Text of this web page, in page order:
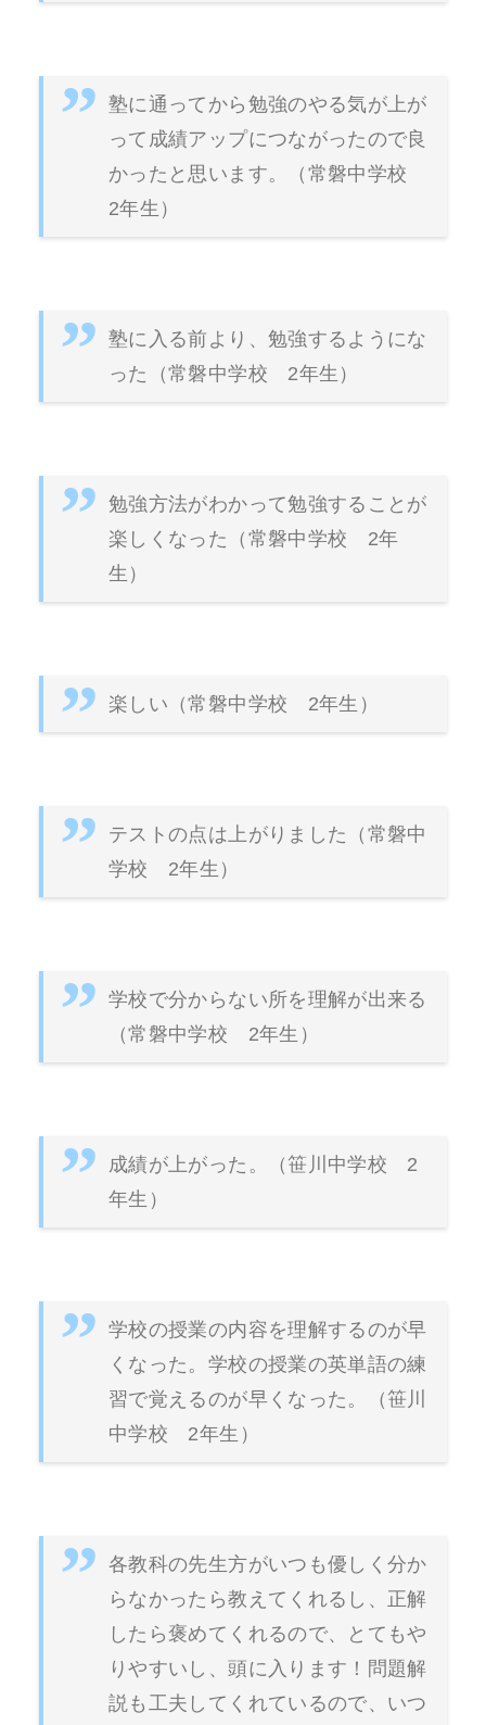
塾に通ってから勉強のやる気が上が
って成績アップにつながったので良
かったと思います。（常磐中学校
2年生）
塾に入る前より、勉強するようにな
った（常磐中学校 2年生）
勉強方法がわかって勉強することが
楽しくなった（常磐中学校 2年
生）
楽しい（常磐中学校 2年生）
テストの点は上がりました（常磐中
学校 2年生）
学校で分からない所を理解が出来る
（常磐中学校 2年生）
成績が上がった。（笹川中学校 2
年生）
学校の授業の内容を理解するのが早
くなった。学校の授業の英単語の練
習で覚えるのが早くなった。（笹川
中学校 2年生）
各教科の先生方がいつも優しく分か
らなかったら教えてくれるし、正解
したら褒めてくれるので、とてもや
りやすいし、頭に入ります！問題解
説も工夫してくれているので、いつ